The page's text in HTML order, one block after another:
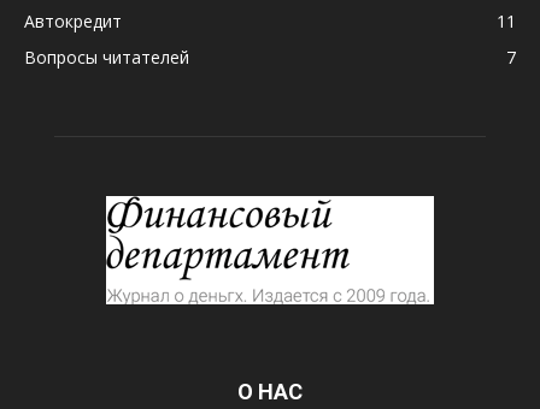
Автокредит
11
Вопросы читателей
7
О НАС